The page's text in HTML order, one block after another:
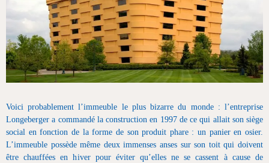
Voici probablement l’immeuble le plus bizarre du monde : l’entreprise
Longeberger a commandé la construction en 1997 de ce qui allait son siège
social en fonction de la forme de son produit phare : un panier en osier.
L’immeuble possède même deux immenses anses sur son toit qui doivent
être chauffées en hiver pour éviter qu’elles ne se cassent à cause de